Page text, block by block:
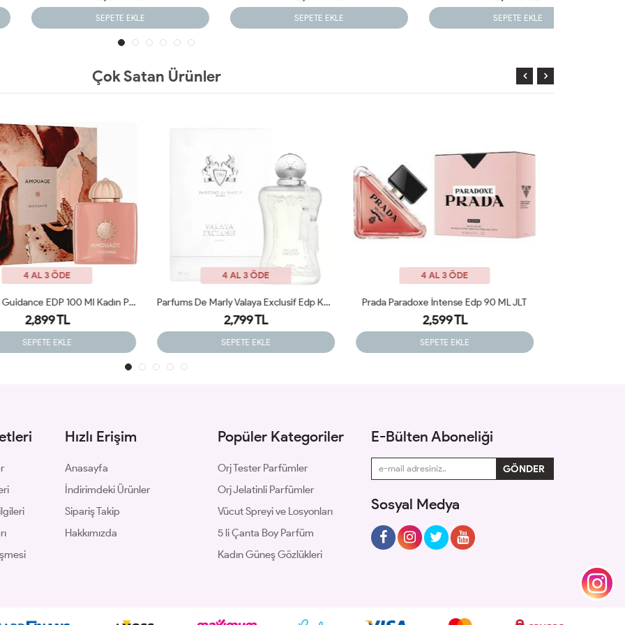
Çok Satan Ürünler
4 AL 3 ÖDE
Parfums De Marly Valaya Exclusif Edp Kadın Parfüm 75 Ml ARC JLT
2,799 TL
SEPETE EKLE
4 AL 3 ÖDE
Prada Paradoxe İntense Edp 90 ML JLT
2,599 TL
SEPETE EKLE
4 AL 3 ÖDE
2,350 TL
SEPETE EKLE
Hızlı Erişim
Anasayfa
İndirimdeki Ürünler
Sipariş Takip
Hakkımızda
Popüler Kategoriler
Orj Tester Parfümler
Orj Jelatinli Parfümler
Vücut Spreyi ve Losyonları
5 li Çanta Boy Parfüm
Kadın Güneş Gözlükleri
E-Bülten Aboneliği
Sosyal Medya